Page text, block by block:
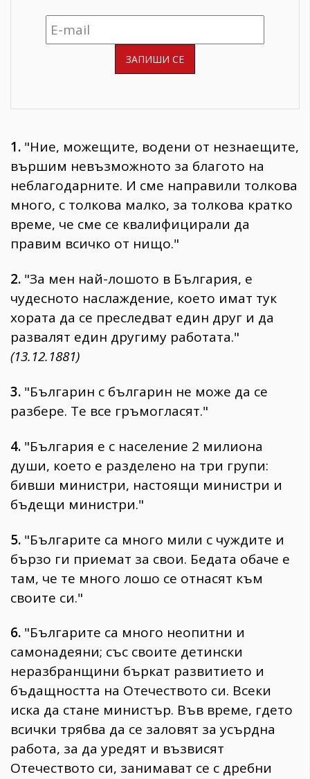
1. "Ние, можещите, водени от незнаещите,
вършим невъзможното за благото на
неблагодарните. И сме направили толкова
много, с толкова малко, за толкова кратко
време, че сме се квалифицирали да
правим всичко от нищо."
2. "За мен най-лошото в България, е
чудесното наслаждение, което имат тук
хората да се преследват един друг и да
развалят един другиму работата."
(13.12.1881)
3. "Българин с българин не може да се
разбере. Те все гръмогласят."
4. "България е с население 2 милиона
души, което е разделено на три групи:
бивши министри, настоящи министри и
бъдещи министри."
5. "Българите са много мили с чуждите и
бързо ги приемат за свои. Бедата обаче е
там, че те много лошо се отнасят към
своите си."
6. "Българите са много неопитни и
самонадеяни; със своите детински
неразбранщини бъркат развитието и
бъдащността на Отечеството си. Всеки
иска да стане министър. Във време, гдето
всички трябва да се заловят за усърдна
работа, за да уредят и възвисят
Отечеството си, занимават се с дребни